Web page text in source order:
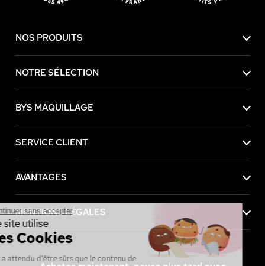
NOS PRODUITS
NOTRE SÉLECTION
BYS MAQUILLAGE
SERVICE CLIENT
AVANTAGES
MENTIONS LÉGALES
Continuer sans accepter
Ce site utilise
des Cookies
On a attendu d'être sûrs que le contenu de